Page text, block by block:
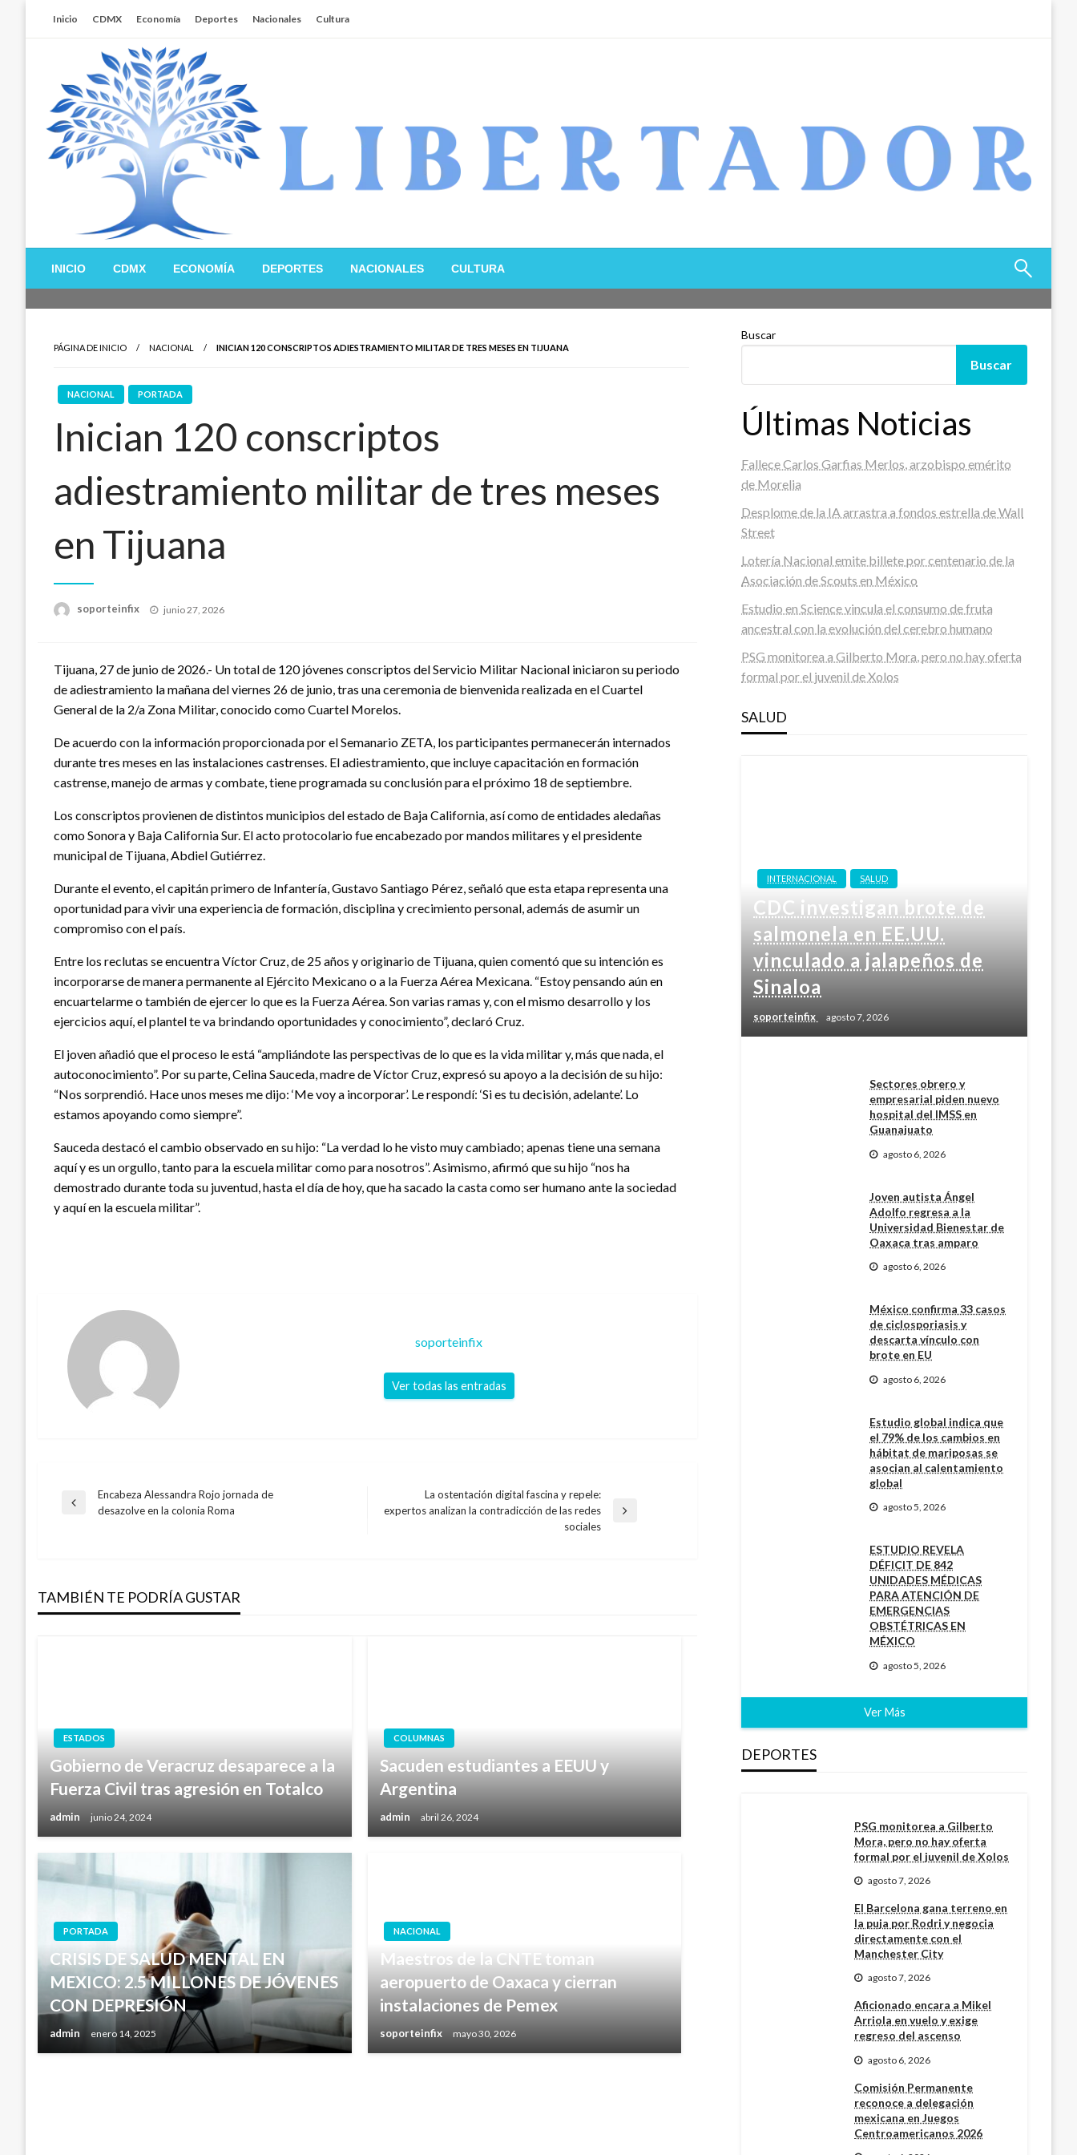
Inicio CDMX Economía Deportes Nacionales Cultura
Libertador MX
INICIO CDMX ECONOMÍA DEPORTES NACIONALES CULTURA
PÁGINA DE INICIO NACIONAL INICIAN 120 CONSCRIPTOS ADIESTRAMIENTO MILITAR DE TRES MESES EN TIJUANA
NACIONAL PORTADA
Inician 120 conscriptos
adiestramiento militar de tres meses
en Tijuana
soporteinfix
Publicado
junio 27, 2026
Tijuana, 27 de junio de 2026.- Un total de 120 jóvenes conscriptos del Servicio Militar Nacional iniciaron su periodo
de adiestramiento la mañana del viernes 26 de junio, tras una ceremonia de bienvenida realizada en el Cuartel
General de la 2/a Zona Militar, conocido como Cuartel Morelos.
De acuerdo con la información proporcionada por el Semanario ZETA, los participantes permanecerán internados
durante tres meses en las instalaciones castrenses. El adiestramiento, que incluye capacitación en formación
castrense, manejo de armas y combate, tiene programada su conclusión para el próximo 18 de septiembre.
Los conscriptos provienen de distintos municipios del estado de Baja California, así como de entidades aledañas
como Sonora y Baja California Sur. El acto protocolario fue encabezado por mandos militares y el presidente
municipal de Tijuana, Abdiel Gutiérrez.
Durante el evento, el capitán primero de Infantería, Gustavo Santiago Pérez, señaló que esta etapa representa una
oportunidad para vivir una experiencia de formación, disciplina y crecimiento personal, además de asumir un
compromiso con el país.
Entre los reclutas se encuentra Víctor Cruz, de 25 años y originario de Tijuana, quien comentó que su intención es
incorporarse de manera permanente al Ejército Mexicano o a la Fuerza Aérea Mexicana. “Estoy pensando aún en
encuartelarme o también de ejercer lo que es la Fuerza Aérea. Son varias ramas y, con el mismo desarrollo y los
ejercicios aquí, el plantel te va brindando oportunidades y conocimiento”, declaró Cruz.
El joven añadió que el proceso le está “ampliándote las perspectivas de lo que es la vida militar y, más que nada, el
autoconocimiento”. Por su parte, Celina Sauceda, madre de Víctor Cruz, expresó su apoyo a la decisión de su hijo:
“Nos sorprendió. Hace unos meses me dijo: ‘Me voy a incorporar’. Le respondí: ‘Si es tu decisión, adelante’. Lo
estamos apoyando como siempre”.
Sauceda destacó el cambio observado en su hijo: “La verdad lo he visto muy cambiado; apenas tiene una semana
aquí y es un orgullo, tanto para la escuela militar como para nosotros”. Asimismo, afirmó que su hijo “nos ha
demostrado durante toda su juventud, hasta el día de hoy, que ha sacado la casta como ser humano ante la sociedad
y aquí en la escuela militar”.
soporteinfix
Ver todas las entradas
Navegación
entradas
Entrada
Encabeza Alessandra Rojo jornada de
desazolve en la colonia Roma
Entrada
La ostentación digital fascina y repele:
expertos analizan la contradicción de las redes
sociales
TAMBIÉN TE PODRÍA GUSTAR
ESTADOS
Gobierno de Veracruz desaparece a la
Fuerza Civil tras agresión en Totalco
admin junio 24, 2024
COLUMNAS
Sacuden estudiantes a EEUU y
Argentina
admin abril 26, 2024
PORTADA
CRISIS DE SALUD MENTAL EN
MEXICO: 2.5 MILLONES DE JÓVENES
CON DEPRESIÓN
admin enero 14, 2025
NACIONAL
Maestros de la CNTE toman
aeropuerto de Oaxaca y cierran
instalaciones de Pemex
soporteinfix mayo 30, 2026
Buscar
Buscar
Últimas Noticias
Fallece Carlos Garfias Merlos, arzobispo emérito
de Morelia
Desplome de la IA arrastra a fondos estrella de Wall
Street
Lotería Nacional emite billete por centenario de la
Asociación de Scouts en México
Estudio en Science vincula el consumo de fruta
ancestral con la evolución del cerebro humano
PSG monitorea a Gilberto Mora, pero no hay oferta
formal por el juvenil de Xolos
SALUD
INTERNACIONAL SALUD
CDC investigan brote de
salmonela en EE.UU.
vinculado a jalapeños de
Sinaloa
soporteinfix agosto 7, 2026
Sectores obrero y
empresarial piden nuevo
hospital del IMSS en
Guanajuato
agosto 6, 2026
Joven autista Ángel
Adolfo regresa a la
Universidad Bienestar de
Oaxaca tras amparo
agosto 6, 2026
México confirma 33 casos
de ciclosporiasis y
descarta vínculo con
brote en EU
agosto 6, 2026
Estudio global indica que
el 79% de los cambios en
hábitat de mariposas se
asocian al calentamiento
global
agosto 5, 2026
ESTUDIO REVELA
DÉFICIT DE 842
UNIDADES MÉDICAS
PARA ATENCIÓN DE
EMERGENCIAS
OBSTÉTRICAS EN
MÉXICO
agosto 5, 2026
Ver Más
DEPORTES
PSG monitorea a Gilberto
Mora, pero no hay oferta
formal por el juvenil de Xolos
agosto 7, 2026
El Barcelona gana terreno en
la puja por Rodri y negocia
directamente con el
Manchester City
agosto 7, 2026
Aficionado encara a Mikel
Arriola en vuelo y exige
regreso del ascenso
agosto 6, 2026
Comisión Permanente
reconoce a delegación
mexicana en Juegos
Centroamericanos 2026